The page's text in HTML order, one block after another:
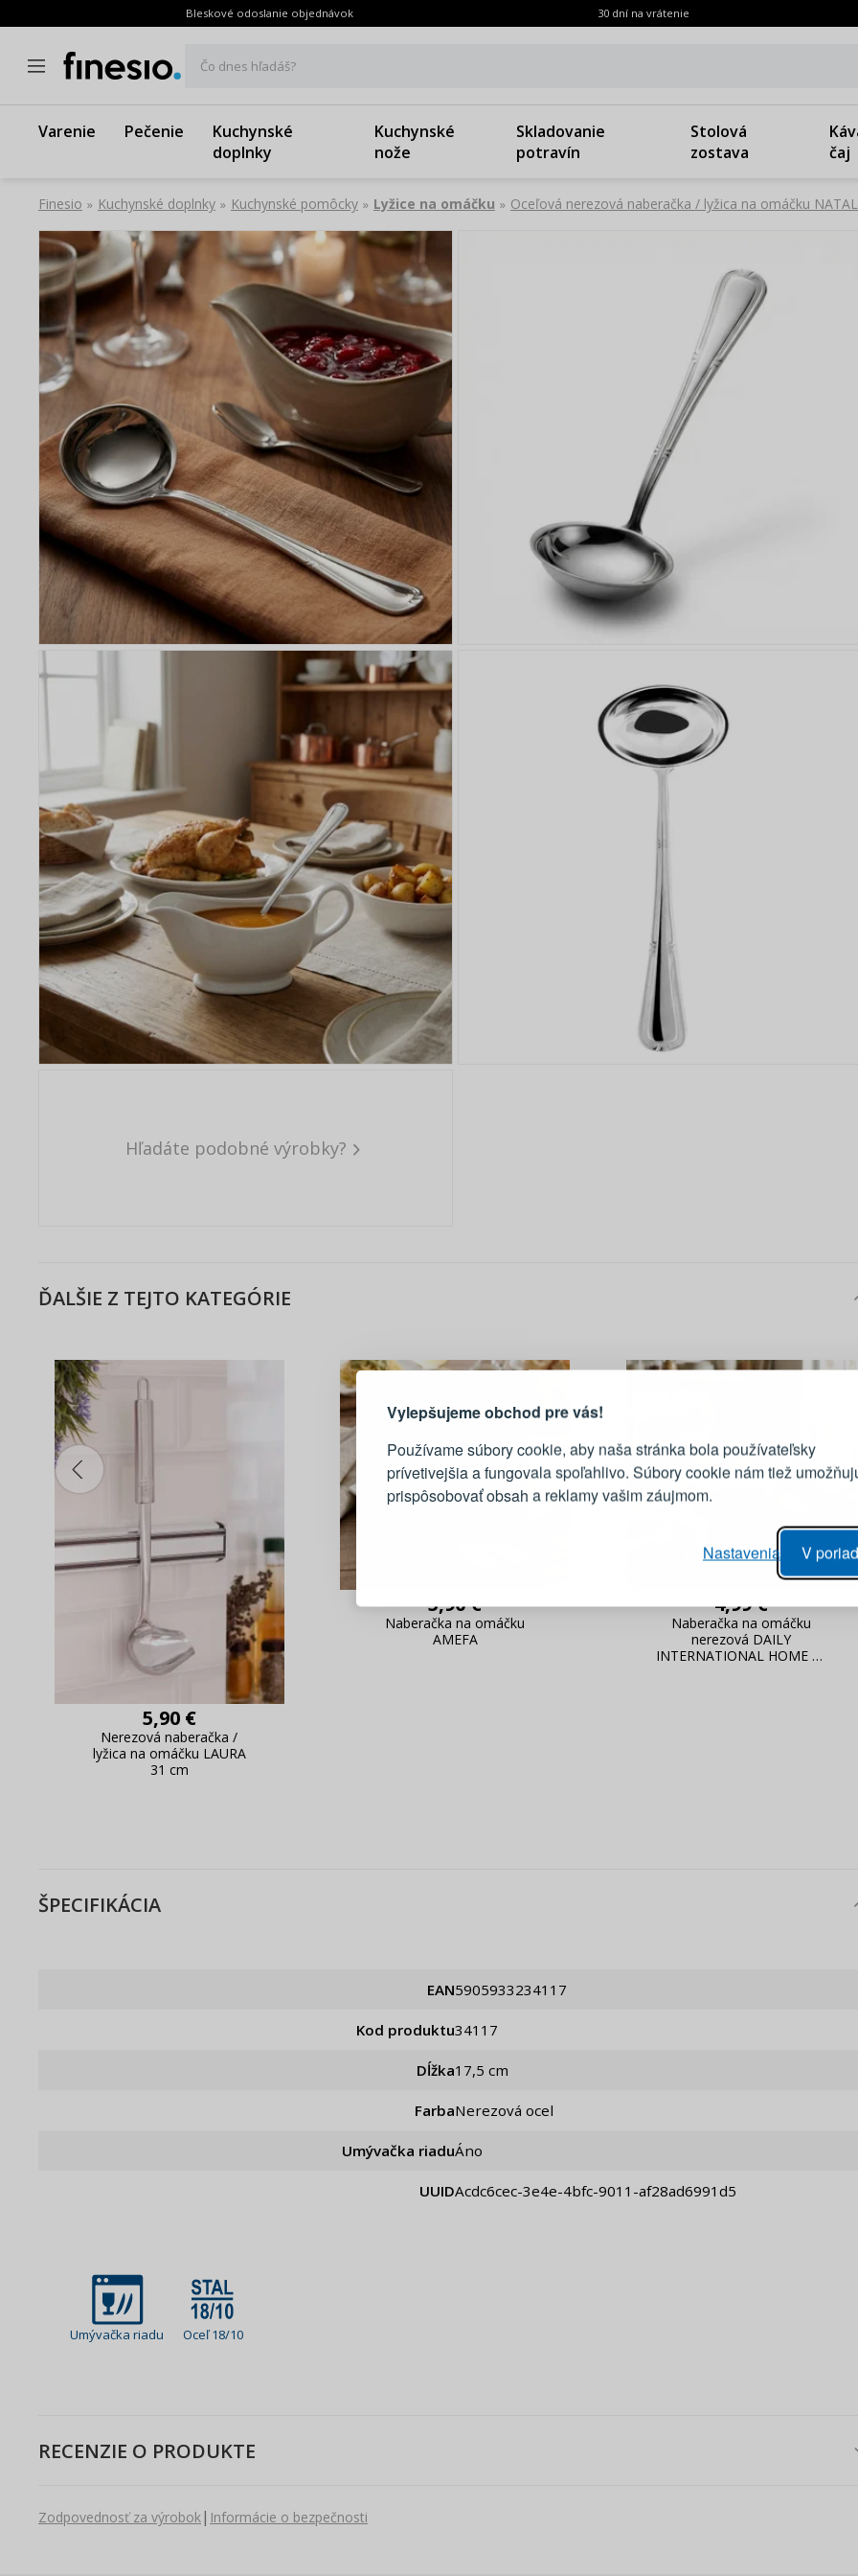
Vylepšujeme obchod pre vás!
Používame súbory cookie, aby naša stránka bola používateľsky
prívetivejšia a fungovala spoľahlivo. Súbory cookie nám tiež
prispôsobovať obsah a reklamy vašim záujmom.
V
Nastavenia
Bleskové odoslanie objednávok 30 dní na vrátenie
Čo dnes hľadáš?
Varenie Pečenie
Kuchynské
doplnky
Kuchynské
nože
Skladovanie
potravín
Stolová
zostava
čaj
Finesio » Kuchynské doplnky » Kuchynské pomôcky » Lyžice na omáčku » Oceľová nerezová naberačka / lyžica na omáčku
Hľadáte podobné výrobky?
ĎALŠIE Z TEJTO KATEGÓRIE
5,90 €
Nerezová naberačka /
lyžica na omáčku LAURA
31 cm
5,90 €
Naberačka na omáčku
AMEFA
4,99 €
Naberačka na omáčku
nerezová DAILY
INTERNATIONAL HOME 33
ŠPECIFIKÁCIA
EAN 5905933234117
Kod produktu 34117
Dĺžka 17,5 cm
Farba Nerezová ocel
Umývačka riadu Áno
UUID acdc6cec-3e4e-4bfc-9011-af28ad6991d5
Umývačka riadu Oceľ 18/10
RECENZIE O PRODUKTE
Zodpovednosť za výrobok| Informácie o bezpečnosti
účet
Živý náhľad na zmeny v objednávke
E-mail
PRIHLÁSIŤ
Pripomenutie